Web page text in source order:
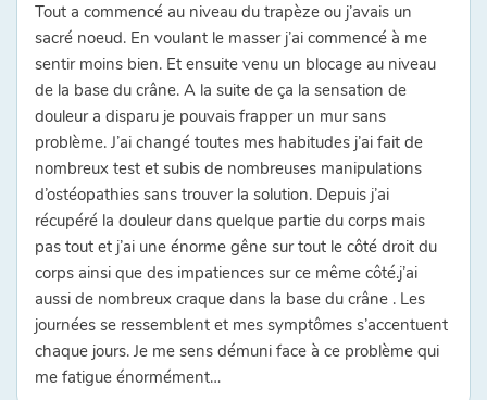
Tout a commencé au niveau du trapèze ou j’avais un
sacré noeud. En voulant le masser j’ai commencé à me
sentir moins bien. Et ensuite venu un blocage au niveau
de la base du crâne. A la suite de ça la sensation de
douleur a disparu je pouvais frapper un mur sans
problème. J’ai changé toutes mes habitudes j’ai fait de
nombreux test et subis de nombreuses manipulations
d’ostéopathies sans trouver la solution. Depuis j’ai
récupéré la douleur dans quelque partie du corps mais
pas tout et j’ai une énorme gêne sur tout le côté droit du
corps ainsi que des impatiences sur ce même côté.j’ai
aussi de nombreux craque dans la base du crâne . Les
journées se ressemblent et mes symptômes s’accentuent
chaque jours. Je me sens démuni face à ce problème qui
me fatigue énormément…